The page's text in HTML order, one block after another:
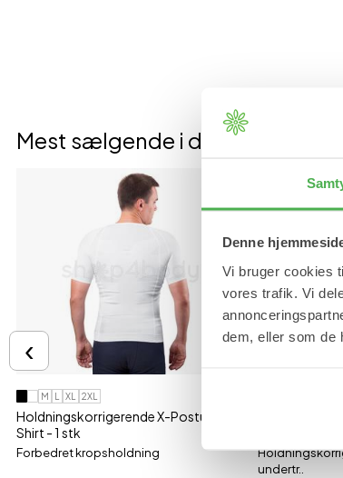
Denne
Vi bruger cookies
vores trafik. Vi
dem, eller som de
Mest sælgende i denne kategori
M L XL 2XL
Holdningskorrigerende X-Posture T-
Shirt - 1 stk
Forbedret kropsholdning
undertr..
‹